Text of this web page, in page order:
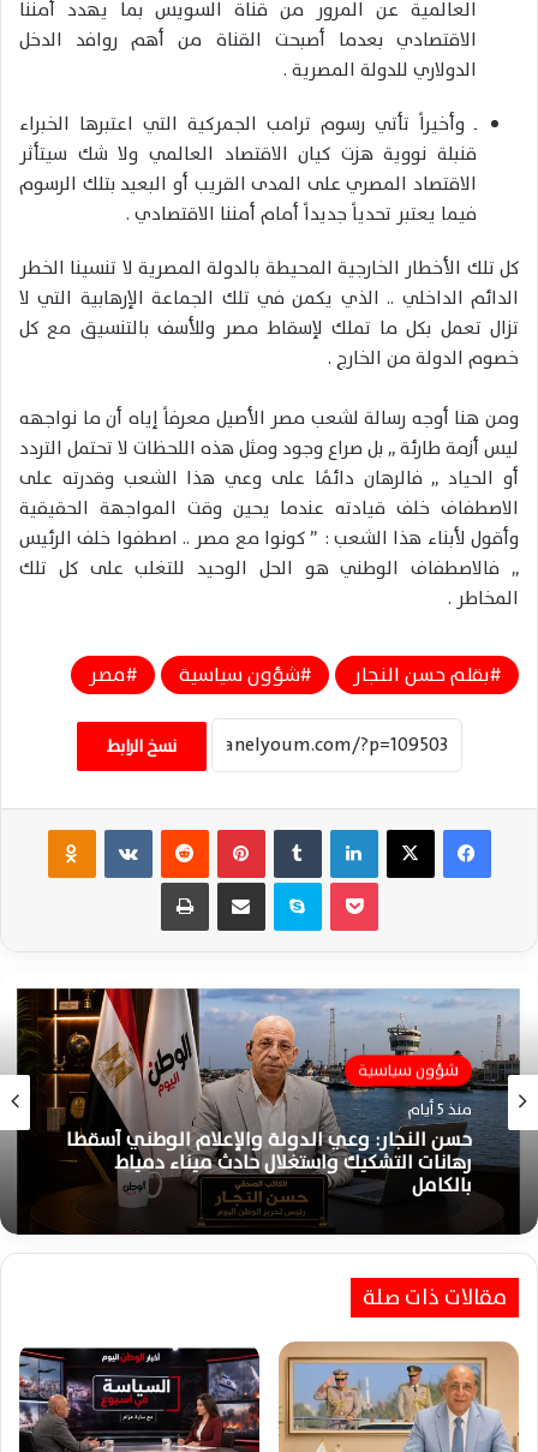
العالمية عن المرور من قناة السويس بما يهدد أمننا
الاقتصادي بعدما أصبحت القناة من أهم روافد الدخل
الدولاري للدولة المصرية .
ــ وأخيراً تأتي رسوم ترامب الجمركية التي اعتبرها الخبراء
قنبلة نووية هزت كيان الاقتصاد العالمي ولا شك سيتأثر
الاقتصاد المصري على المدى القريب أو البعيد بتلك الرسوم
فيما يعتبر تحدياً جديداً أمام أمننا الاقتصادي .
كل تلك الأخطار الخارجية المحيطة بالدولة المصرية لا تنسينا الخطر
الدائم الداخلي .. الذي يكمن في تلك الجماعة الإرهابية التي لا
تزال تعمل بكل ما تملك لإسقاط مصر وللأسف بالتنسيق مع كل
خصوم الدولة من الخارج .
ومن هنا أوجه رسالة لشعب مصر الأصيل معرفاً إياه أن ما نواجهه
ليس أزمة طارئة ,, بل صراع وجود ومثل هذه اللحظات لا تحتمل التردد
أو الحياد ,, فالرهان دائمًا على وعي هذا الشعب وقدرته على
الاصطفاف خلف قيادته عندما يحين وقت المواجهة الحقيقية
وأقول لأبناء هذا الشعب : ” كونوا مع مصر .. اصطفوا خلف الرئيس
,, فالاصطفاف الوطني هو الحل الوحيد للتغلب على كل تلك
المخاطر .
بقلم حسن النجار شؤون سياسية مصر
نسخ الرابط
فيسبوك ‫X لينكدإن بينتيريست ‏VKontakte
سكايب مشاركة عبر البريد طباعة
شؤون سياسية
منذ 5 أيام
حسن النجار: وعي الدولة والإعلام الوطني أسقطا
رهانات التشكيك واستغلال حادث ميناء دمياط
بالكامل
بقلم حسن النجار
منذ أسبوع واحد
حسن النجار يكتب: الثانوية العامة بداية الحلم
مقالات ذات صلة